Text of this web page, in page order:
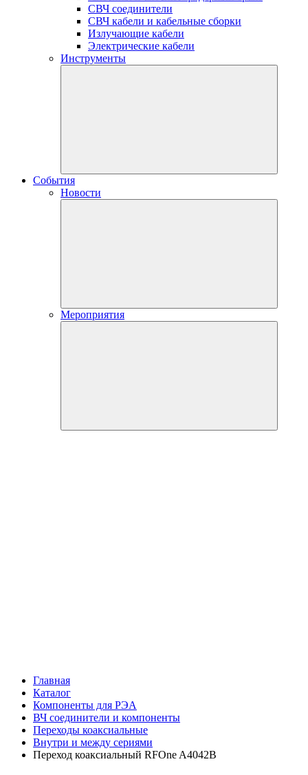
СВЧ соединители
СВЧ кабели и кабельные сборки
Излучающие кабели
Электрические кабели
Инструменты
События
Новости
Мероприятия
Главная
Каталог
Компоненты для РЭА
ВЧ соединители и компоненты
Переходы коаксиальные
Внутри и между сериями
Переход коаксиальный RFOne A4042B